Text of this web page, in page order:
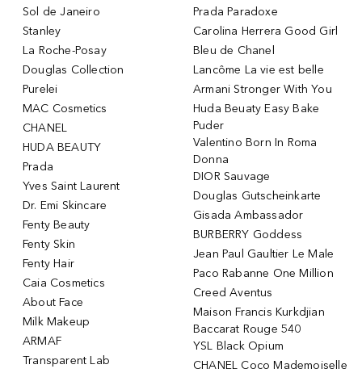
Sol de Janeiro
Stanley
La Roche-Posay
Douglas Collection
Purelei
MAC Cosmetics
CHANEL
HUDA BEAUTY
Prada
Yves Saint Laurent
Dr. Emi Skincare
Fenty Beauty
Fenty Skin
Fenty Hair
Caia Cosmetics
About Face
Milk Makeup
ARMAF
Transparent Lab
Prada Paradoxe
Carolina Herrera Good Girl
Bleu de Chanel
Lancôme La vie est belle
Armani Stronger With You
Huda Beuaty Easy Bake
Puder
Valentino Born In Roma
Donna
DIOR Sauvage
Douglas Gutscheinkarte
Gisada Ambassador
BURBERRY Goddess
Jean Paul Gaultier Le Male
Paco Rabanne One Million
Creed Aventus
Maison Francis Kurkdjian
Baccarat Rouge 540
YSL Black Opium
CHANEL Coco Mademoiselle